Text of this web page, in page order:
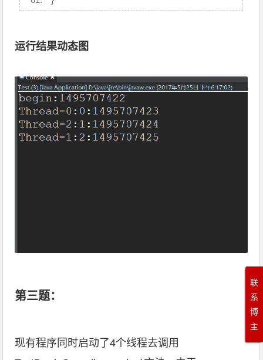
运行结果动态图
第三题：
现有程序同时启动了4个线程去调用
联
系
博
主